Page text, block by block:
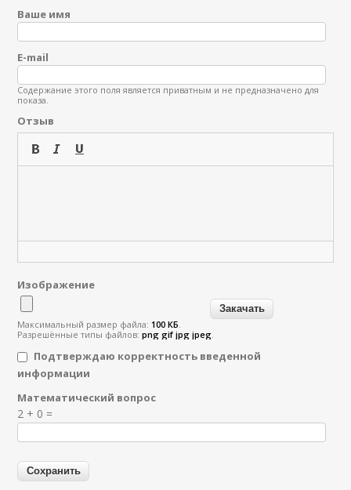
Ваше имя
E-mail
Содержание этого поля является приватным и не предназначено для
показа.
Отзыв
Изображение
Максимальный размер файла:100 КБ.
Разрешённые типы файлов:png gif jpg jpeg.
Подтверждаю корректность введенной
информации
Я спамер
Математический вопрос
2 + 0 =